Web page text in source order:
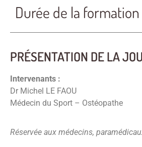
Durée de la formation
PRÉSENTATION DE LA
Intervenants :
Dr Michel LE FAOU
Médecin du Sport – Ostéopathe
Réservée aux médecins,